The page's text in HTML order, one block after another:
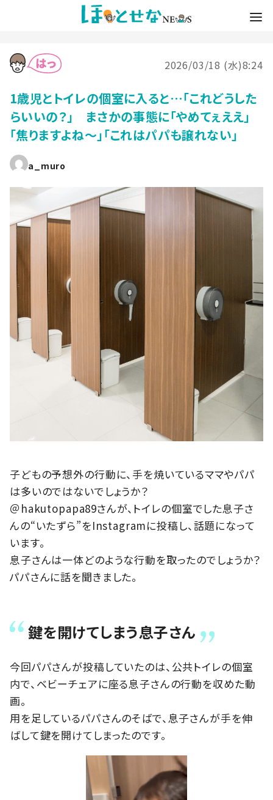
2026/03/18 (水)8:24
1歳児とトイレの個室に入ると…「これどうした
らいいの？」 まさかの事態に「やめてぇええ」
「焦りますよね〜」「これはパパも譲れない」
a_muro
子どもの予想外の行動に、手を焼いているママやパパ
は多いのではないでしょうか？
＠hakutopapa89さんが、トイレの個室でした息子さ
んの“いたずら”をInstagramに投稿し、話題になって
います。
息子さんは一体どのような行動を取ったのでしょうか？
パパさんに話を聞きました。
鍵を開けてしまう息子さん
今回パパさんが投稿していたのは、公共トイレの個室
内で、ベビーチェアに座る息子さんの行動を収めた動
画。
用を足しているパパさんのそばで、息子さんが手を伸
ばして鍵を開けてしまったのです。